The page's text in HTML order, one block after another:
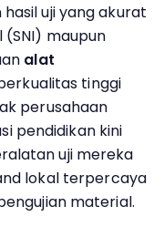
uji yang akurat
maupun
alat
tinggi
perusahaan
pendidikan kini
uji mereka
lokal terpercaya
material.